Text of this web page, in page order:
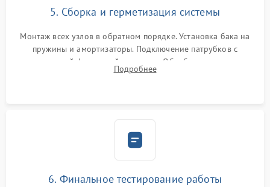
5. Сборка и герметизация системы
Монтаж всех узлов в обратном порядке. Установка бака на
пружины и амортизаторы. Подключение патрубков с
надежной фиксацией хомутами. Обработка стыков
герметиком для предотвращения возможных протечек воды.
Подробнее
6. Финальное тестирование работы